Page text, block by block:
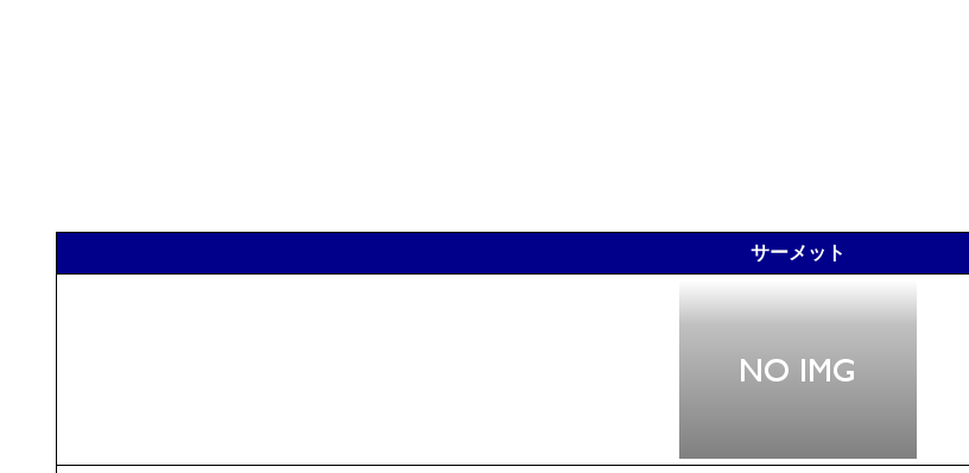
サーメット